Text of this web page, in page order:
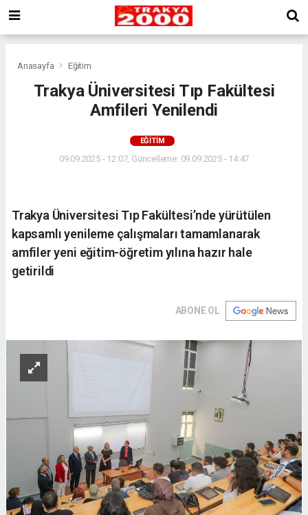
Anasayfa Eğitim
Trakya Üniversitesi Tıp Fakültesi
Amfileri Yenilendi
EĞITIM
09.09.2025 - 12:07, Güncelleme: 09.09.2025 - 14:47
Trakya Üniversitesi Tıp Fakültesi’nde yürütülen
kapsamlı yenileme çalışmaları tamamlanarak
amfiler yeni eğitim-öğretim yılına hazır hale
getirildi
ABONE OL